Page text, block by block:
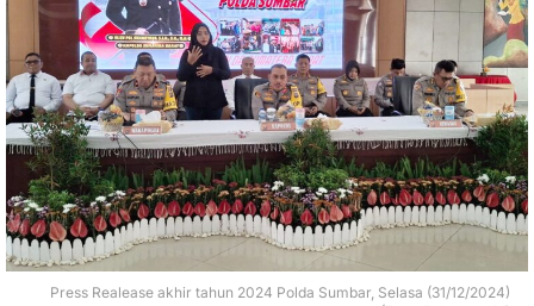
e
n
d
A
n
g
k
a
G
a
n
g
g
Press Realease akhir tahun 2024 Polda Sumbar, Selasa (31/12/2024)